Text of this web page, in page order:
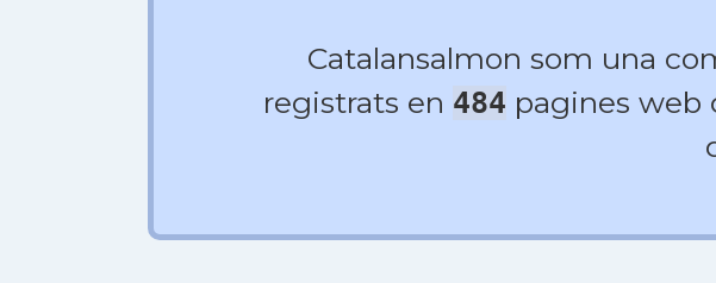
Catalansalmon som una
registrats en 484 pagines web